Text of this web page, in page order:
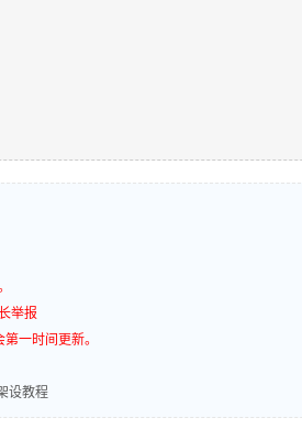
举报
一时间更新。
设教程